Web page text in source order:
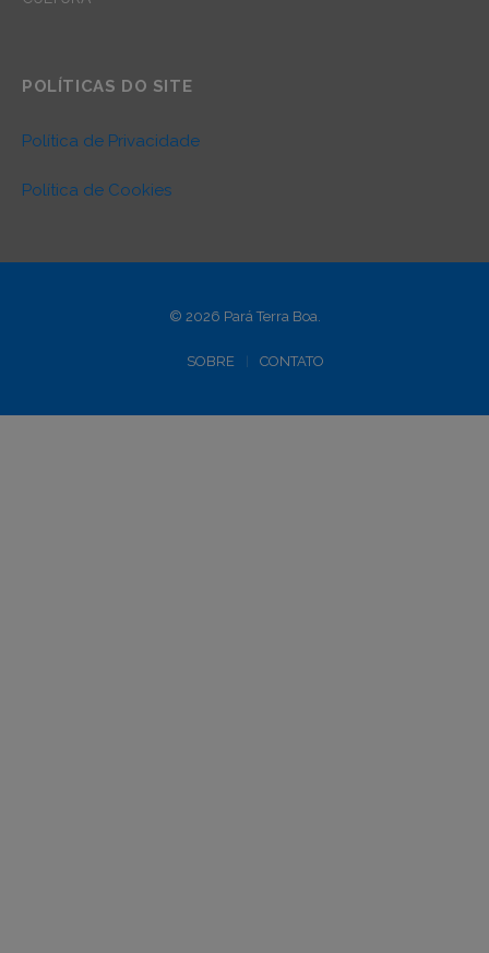
POLÍTICAS DO SITE
Política de Privacidade
Política de Cookies
© 2026 Pará Terra Boa.
SOBRE CONTATO